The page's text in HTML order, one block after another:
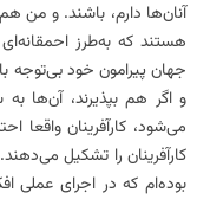
آنان‌ها دارم، باشند. و من
هستند که به‌طرز
جهان پیرامون خود بی‌توجه‌
و اگر هم بپذیرند، آن‌ها
می‌شود، کارآفرینان واقعا
کارآفرینان را تشکیل
بود‌ه‌ام که در اجرای عملی